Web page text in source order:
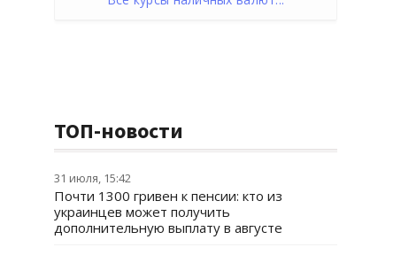
ТОП-новости
31 июля, 15:42
Почти 1300 гривен к пенсии: кто из
украинцев может получить
дополнительную выплату в августе